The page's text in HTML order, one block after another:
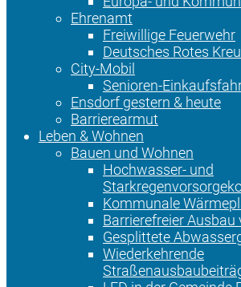
Ehrenamt
Freiwillige Feuerwehr
Deutsches Rotes
City-Mobil
Senioren-
Ensdorf gestern & heute
Barrierearmut
Leben & Wohnen
Bauen und Wohnen
Hochwasser- und
Kommunale
Barrierefreier
Gesplittete
Wiederkehrende